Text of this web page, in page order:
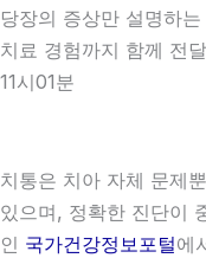
당장의 증상만 설명하
치료 경험까지 함께 전
11시01분
치통은 치아 자체 문제
있으며, 정확한 진단이
인 국가건강정보포털에